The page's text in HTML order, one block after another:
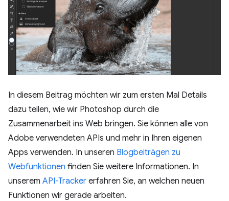
In diesem Beitrag möchten wir zum ersten Mal Details
dazu teilen, wie wir Photoshop durch die
Zusammenarbeit ins Web bringen. Sie können alle von
Adobe verwendeten APIs und mehr in Ihren eigenen
Apps verwenden. In unseren Blogbeiträgen zu
Webfunktionen finden Sie weitere Informationen. In
unserem API-Tracker erfahren Sie, an welchen neuen
Funktionen wir gerade arbeiten.